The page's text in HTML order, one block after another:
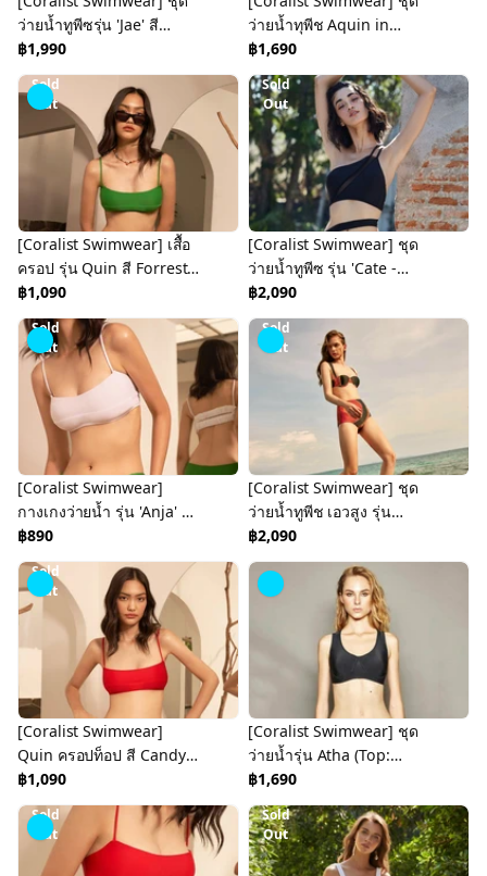
ว่ายน้ำทูพีซรุ่น 'Jae' สี
Seasalt Green [CREX284]
฿1,990
ว่ายน้ำทุพีช Aquin in
Malibu (CREX34)
฿1,690
Sold
Out
[Coralist Swimwear] เสื้อ
ครอป รุ่น Quin สี Forrest
green (CRBW95)
฿1,090
Sold
Out
[Coralist Swimwear] ชุด
ว่ายน้ำทูพีซ รุ่น 'Cate -
Urban Jungle' Part 2 สีดำ
Midnight (CREX138)
฿2,090
Sold
Out
[Coralist Swimwear]
กางเกงว่ายน้ำ รุ่น 'Anja' สี
Forrest Green (CREX237)
฿890
Sold
Out
[Coralist Swimwear] ชุด
ว่ายน้ำทูพีช เอวสูง รุ่น
Dione สี Mars (CREX241)
฿2,090
Sold
Out
[Coralist Swimwear]
Quin ครอปท็อป สี Candy
Red (CRBW93)
฿1,090
[Coralist Swimwear] ชุด
ว่ายน้ำรุ่น Atha (Top:
Midnight /Bottom:
Midnight) (CREX78)
฿1,690
Sold
Out
Sold
Out